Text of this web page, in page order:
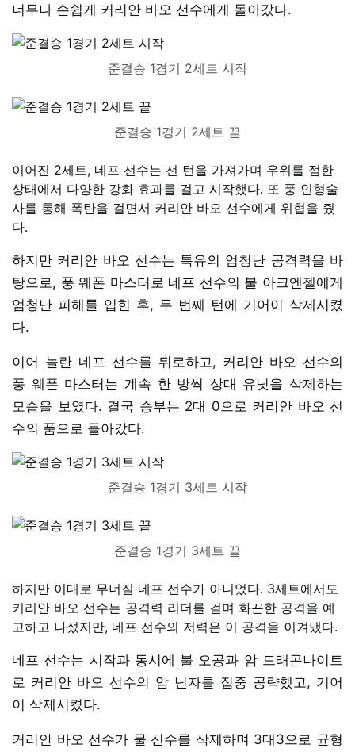
너무나 손쉽게 커리안 바오 선수에게 돌아갔다.
준결승 1경기 2세트 시작
준결승 1경기 2세트 끝
이어진 2세트, 네프 선수는 선 턴을 가져가며 우위를 점한
상태에서 다양한 강화 효과를 걸고 시작했다. 또 풍 인형술
사를 통해 폭탄을 걸면서 커리안 바오 선수에게 위협을 줬
다.
하지만 커리안 바오 선수는 특유의 엄청난 공격력을 바
탕으로, 풍 웨폰 마스터로 네프 선수의 불 아크엔젤에게
엄청난 피해를 입힌 후, 두 번째 턴에 기어이 삭제시켰
다.
이어 놀란 네프 선수를 뒤로하고, 커리안 바오 선수의
풍 웨폰 마스터는 계속 한 방씩 상대 유닛을 삭제하는
모습을 보였다. 결국 승부는 2대 0으로 커리안 바오 선
수의 품으로 돌아갔다.
준결승 1경기 3세트 시작
준결승 1경기 3세트 끝
하지만 이대로 무너질 네프 선수가 아니었다. 3세트에서도
커리안 바오 선수는 공격력 리더를 걸며 화끈한 공격을 예
고하고 나섰지만, 네프 선수의 저력은 이 공격을 이겨냈다.
네프 선수는 시작과 동시에 불 오공과 암 드래곤나이트
로 커리안 바오 선수의 암 닌자를 집중 공략했고, 기어
이 삭제시켰다.
커리안 바오 선수가 물 신수를 삭제하며 3대3으로 균형